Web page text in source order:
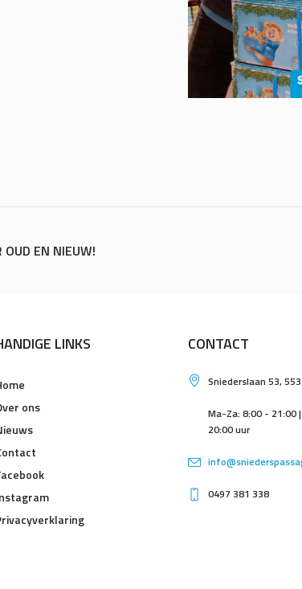
OUD EN NIEUW!
LINKS
ons
CONTACT
Sniederslaan 53,
Ma-Za: 8:00 - 21:00
20:00 uur
0497 381 338